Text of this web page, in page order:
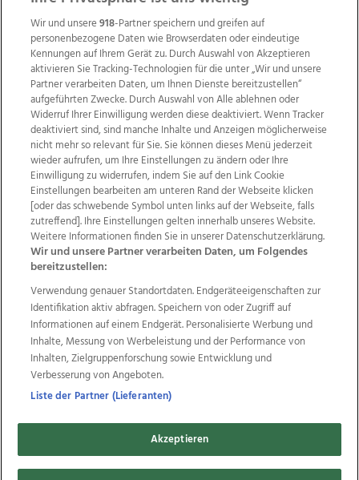
Wir über uns Mediadaten Kontakt
Jobs
Datenschutz
Impressum
AGB Anzeigekunden
AGB Website
Ehrenkodex Politische Werbung
Weitere Angebote des Medienhauses Wimmer
TV1 di-mog-i.at OÖNow
Ischler Woche
Life Radio
OÖNachrichten
OÖN Immobilien
OÖN Karriere
OÖN Reise
Promenaden Galerien
Regionaljobs
wasistlos.at
Copyrights © 2026 Tips Zeitungs GmbH & Co KG
Wir und unsere918-Partner speichern und greifen auf
personenbezogene Daten wie Browserdaten oder eindeutige
Kennungen auf Ihrem Gerät zu. Durch Auswahl von Akzeptieren
aktivieren Sie Tracking-Technologien für die unter „Wir und unsere
Partner verarbeiten Daten, um Ihnen Dienste bereitzustellen“
aufgeführten Zwecke. Durch Auswahl von Alle ablehnen oder
Widerruf Ihrer Einwilligung werden diese deaktiviert. Wenn Tracker
deaktiviert sind, sind manche Inhalte und Anzeigen möglicherweise
nicht mehr so relevant für Sie. Sie können dieses Menü jederzeit
wieder aufrufen, um Ihre Einstellungen zu ändern oder Ihre
Einwilligung zu widerrufen, indem Sie auf den Link Cookie
Einstellungen bearbeiten am unteren Rand der Webseite klicken
[oder das schwebende Symbol unten links auf der Webseite, falls
zutreffend]. Ihre Einstellungen gelten innerhalb unseres Website.
Weitere Informationen finden Sie in unserer Datenschutzerklärung.
Wir und unsere Partner verarbeiten Daten, um Folgendes
bereitzustellen:
Verwendung genauer Standortdaten. Endgeräteeigenschaften zur
Identifikation aktiv abfragen. Speichern von oder Zugriff auf
Informationen auf einem Endgerät. Personalisierte Werbung und
Inhalte, Messung von Werbeleistung und der Performance von
Inhalten, Zielgruppenforschung sowie Entwicklung und
Verbesserung von Angeboten.
Liste der Partner (Lieferanten)
Akzeptieren